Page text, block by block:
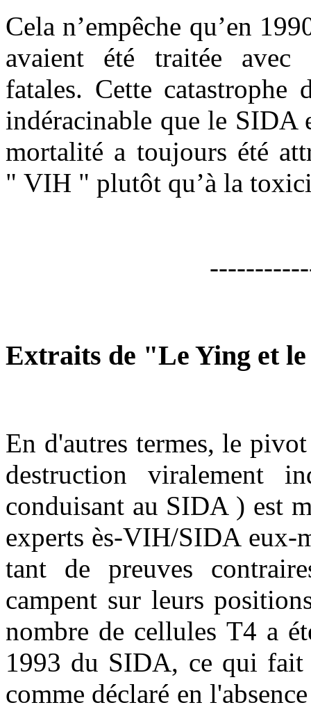
Cela n’empêche qu’en
avaient été traitée avec
fatales. Cette
indéracinable que le SIDA
mortalité a toujours été
" VIH " plutôt qu’à la
Extraits de "Le Ying et
En d'autres termes, le
destruction viralement
conduisant au SIDA ) est
experts ès-VIH/SIDA eux-
tant de preuves
campent sur leurs
nombre de cellules T4 a
1993 du SIDA, ce qui fait
comme déclaré en